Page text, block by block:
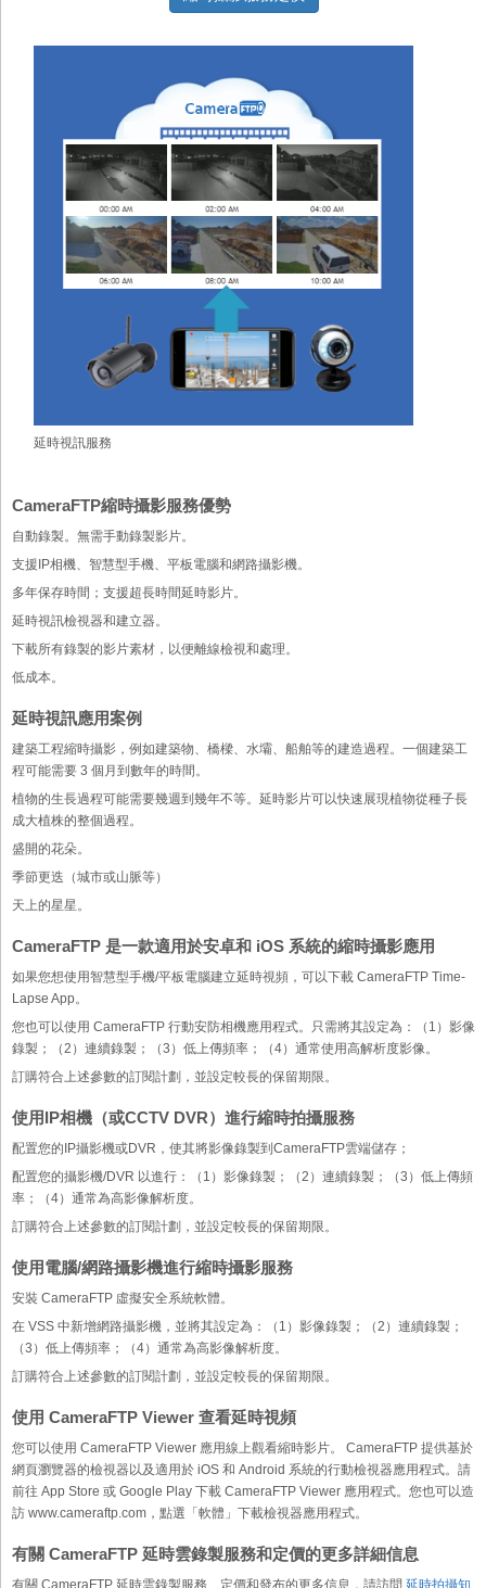
延時視訊服務
CameraFTP縮時攝影服務優勢
自動錄製。無需手動錄製影片。
支援IP相機、智慧型手機、平板電腦和網路攝影機。
多年保存時間；支援超長時間延時影片。
延時視訊檢視器和建立器。
下載所有錄製的影片素材，以便離線檢視和處理。
低成本。
延時視訊應用案例
建築工程縮時攝影，例如建築物、橋樑、水壩、船舶等的建造過程。一個建築工
程可能需要 3 個月到數年的時間。
植物的生長過程可能需要幾週到幾年不等。延時影片可以快速展現植物從種子長
成大植株的整個過程。
盛開的花朵。
季節更迭（城市或山脈等）
天上的星星。
CameraFTP 是一款適用於安卓和 iOS 系統的縮時攝影應用
如果您想使用智慧型手機/平板電腦建立延時視頻，可以下載 CameraFTP Time-
Lapse App。
您也可以使用 CameraFTP 行動安防相機應用程式。只需將其設定為：（1）影像
錄製；（2）連續錄製；（3）低上傳頻率；（4）通常使用高解析度影像。
訂購符合上述參數的訂閱計劃，並設定較長的保留期限。
使用IP相機（或CCTV DVR）進行縮時拍攝服務
配置您的IP攝影機或DVR，使其將影像錄製到CameraFTP雲端儲存；
配置您的攝影機/DVR 以進行：（1）影像錄製；（2）連續錄製；（3）低上傳頻
率；（4）通常為高影像解析度。
訂購符合上述參數的訂閱計劃，並設定較長的保留期限。
使用電腦/網路攝影機進行縮時攝影服務
安裝 CameraFTP 虛擬安全系統軟體。
在 VSS 中新增網路攝影機，並將其設定為：（1）影像錄製；（2）連續錄製；
（3）低上傳頻率；（4）通常為高影像解析度。
訂購符合上述參數的訂閱計劃，並設定較長的保留期限。
使用 CameraFTP Viewer 查看延時視頻
您可以使用 CameraFTP Viewer 應用線上觀看縮時影片。 CameraFTP 提供基於
網頁瀏覽器的檢視器以及適用於 iOS 和 Android 系統的行動檢視器應用程式。請
前往 App Store 或 Google Play 下載 CameraFTP Viewer 應用程式。您也可以造
訪 www.cameraftp.com，點選「軟體」下載檢視器應用程式。
有關 CameraFTP 延時雲錄製服務和定價的更多詳細信息
有關 CameraFTP 延時雲錄製服務、定價和發布的更多信息，請訪問 延時拍攝知